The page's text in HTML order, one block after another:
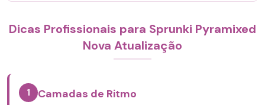
Dicas Profissionais para Sprunki Pyramixed
Nova Atualização
1 Camadas de Ritmo